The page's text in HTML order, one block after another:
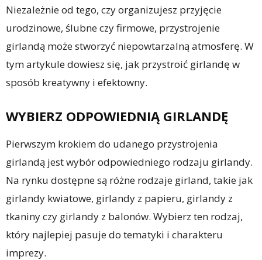
Niezależnie od tego, czy organizujesz przyjęcie
urodzinowe, ślubne czy firmowe, przystrojenie
girlandą może stworzyć niepowtarzalną atmosferę. W
tym artykule dowiesz się, jak przystroić girlandę w
sposób kreatywny i efektowny.
WYBIERZ ODPOWIEDNIĄ GIRLANDĘ
Pierwszym krokiem do udanego przystrojenia
girlandą jest wybór odpowiedniego rodzaju girlandy.
Na rynku dostępne są różne rodzaje girland, takie jak
girlandy kwiatowe, girlandy z papieru, girlandy z
tkaniny czy girlandy z balonów. Wybierz ten rodzaj,
który najlepiej pasuje do tematyki i charakteru
imprezy.